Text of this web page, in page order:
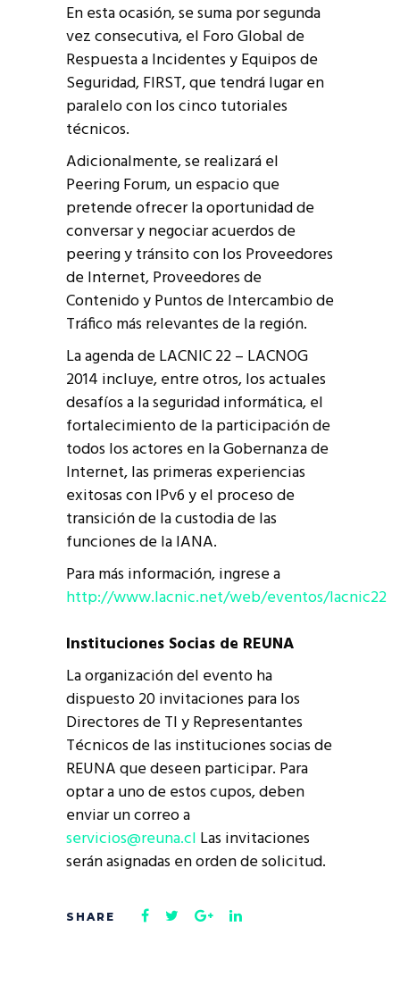
En esta ocasión, se suma por segunda
vez consecutiva, el Foro Global de
Respuesta a Incidentes y Equipos de
Seguridad, FIRST, que tendrá lugar en
paralelo con los cinco tutoriales
técnicos.
Adicionalmente, se realizará el
Peering Forum, un espacio que
pretende ofrecer la oportunidad de
conversar y negociar acuerdos de
peering y tránsito con los Proveedores
de Internet, Proveedores de
Contenido y Puntos de Intercambio de
Tráfico más relevantes de la región.
La agenda de LACNIC 22 – LACNOG
2014 incluye, entre otros, los actuales
desafíos a la seguridad informática, el
fortalecimiento de la participación de
todos los actores en la Gobernanza de
Internet, las primeras experiencias
exitosas con IPv6 y el proceso de
transición de la custodia de las
funciones de la IANA.
Para más información, ingrese a
http://www.lacnic.net/web/eventos/lacnic22
Instituciones Socias de REUNA
La organización del evento ha
dispuesto 20 invitaciones para los
Directores de TI y Representantes
Técnicos de las instituciones socias de
REUNA que deseen participar. Para
optar a uno de estos cupos, deben
enviar un correo a
servicios@reuna.cl Las invitaciones
serán asignadas en orden de solicitud.